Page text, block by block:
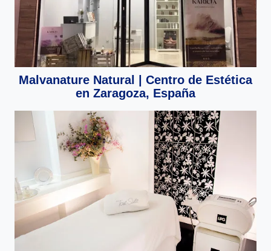
Malvanature Natural | Centro de Estética
en Zaragoza, España